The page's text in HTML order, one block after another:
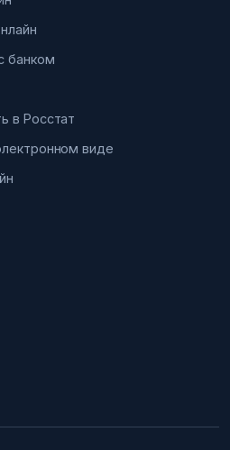
банком
в Росстат
виде